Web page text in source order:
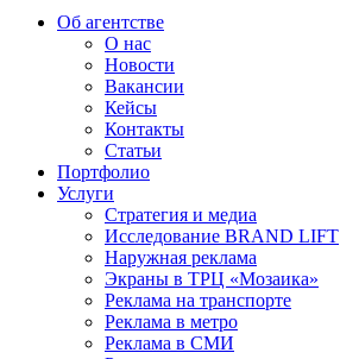
Об агентстве
О нас
Новости
Вакансии
Кейсы
Контакты
Статьи
Портфолио
Услуги
Стратегия и медиа
Исследование BRAND LIFT
Наружная реклама
Экраны в ТРЦ «Мозаика»
Реклама на транспорте
Реклама в метро
Реклама в СМИ